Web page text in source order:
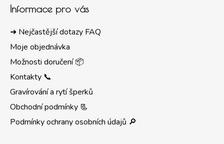
Informace pro vás
➜ Nejčastější dotazy FAQ
Moje objednávka
Možnosti doručení 📦
Kontakty 📞
Gravírování a rytí šperků
Obchodní podmínky 📃
Podmínky ochrany osobních údajů 🔎